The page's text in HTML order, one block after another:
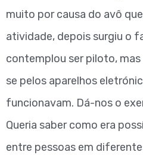
muito por causa do avô
atividade, depois surgiu o
contemplou ser piloto,
se pelos aparelhos
funcionavam. Dá-nos o
Queria saber como era
entre pessoas em